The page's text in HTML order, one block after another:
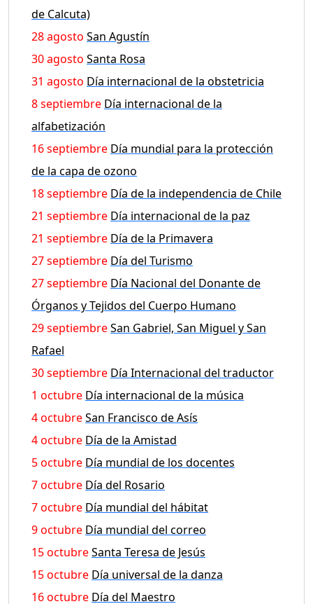
de Calcuta)
28 agosto San Agustín
30 agosto Santa Rosa
31 agosto Día internacional de la obstetricia
8 septiembre Día internacional de la
alfabetización
16 septiembre Día mundial para la protección
de la capa de ozono
18 septiembre Día de la independencia de Chile
21 septiembre Día internacional de la paz
21 septiembre Día de la Primavera
27 septiembre Día del Turismo
27 septiembre Día Nacional del Donante de
Órganos y Tejidos del Cuerpo Humano
29 septiembreSan Gabriel, San Miguel y San
Rafael
30 septiembre Día Internacional del traductor
1 octubre Día internacional de la música
4 octubreSan Francisco de Asís
4 octubre Día de la Amistad
5 octubre Día mundial de los docentes
7 octubre Día del Rosario
7 octubre Día mundial del hábitat
9 octubre Día mundial del correo
15 octubreSanta Teresa de Jesús
15 octubre Día universal de la danza
16 octubre Día del Maestro